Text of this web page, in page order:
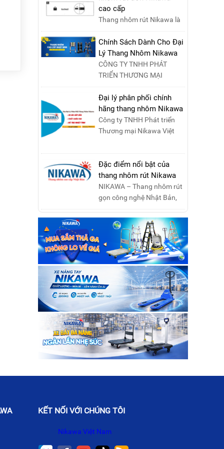
cao cấp
Thang nhôm rút Nikawa là
sản phẩm của tập đoàn
Nikawa CORP Nhật Bản với
các tính năng an toàn, ....
Chính Sách Dành Cho Đại
Lý Thang Nhôm Nikawa
CÔNG TY TNHH PHÁT
TRIỂN THƯƠNG MẠI
NIKAWA VIỆT NAM –
Nikawa Miền Bắc: Số 19,
Đường Trung ....
Đại lý phân phối chính
hãng thang nhôm Nikawa
Công ty TNHH Phát triển
Thương mại Nikawa Việt
độc quyền sản phẩm
thang....
Đặc điểm nổi bật của
thang nhôm rút Nikawa
NIKAWA – Thang nhôm rút
gọn công nghệ Nhật Bản,
đạt tiêu chuẩn Châu Âu,
đảm bảo sự an toàn tuy....
KẾT NỐI VỚI CHÚNG TÔI
Nikawa Việt Nam